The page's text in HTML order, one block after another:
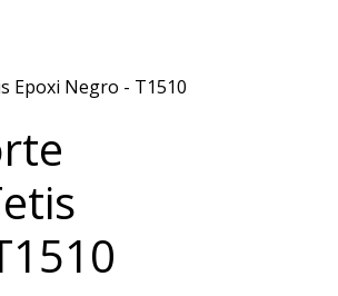
Epoxi Negro - T1510